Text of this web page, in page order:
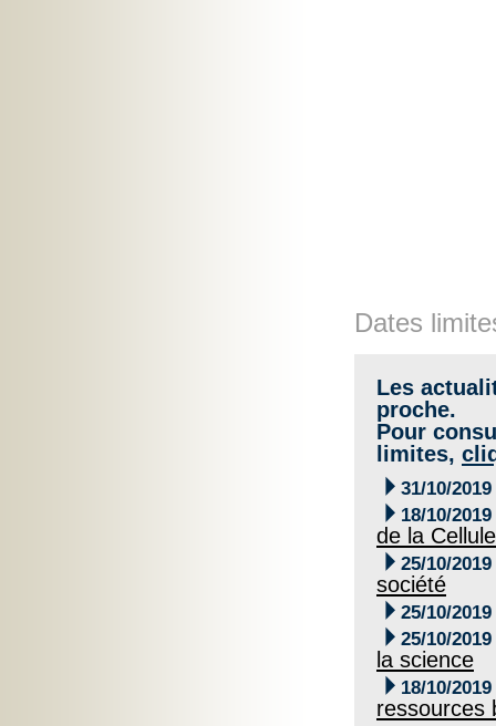
Dates
Les
proche.
Pour
limites,
 31/10/2019
 18/10/2019
de la
 25/10/2019
société
 25/10/2019
 25/10/2019
la science
 18/10/2019
ressources